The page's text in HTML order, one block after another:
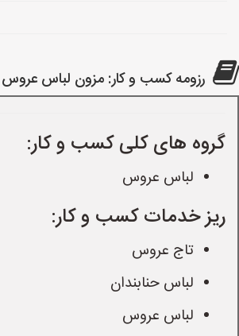
رزومه کسب و کار: مزون لباس عروس
گروه های کلی کسب و کار:
لباس عروس
ریز خدمات کسب و کار:
تاج عروس
لباس حنابندان
لباس عروس